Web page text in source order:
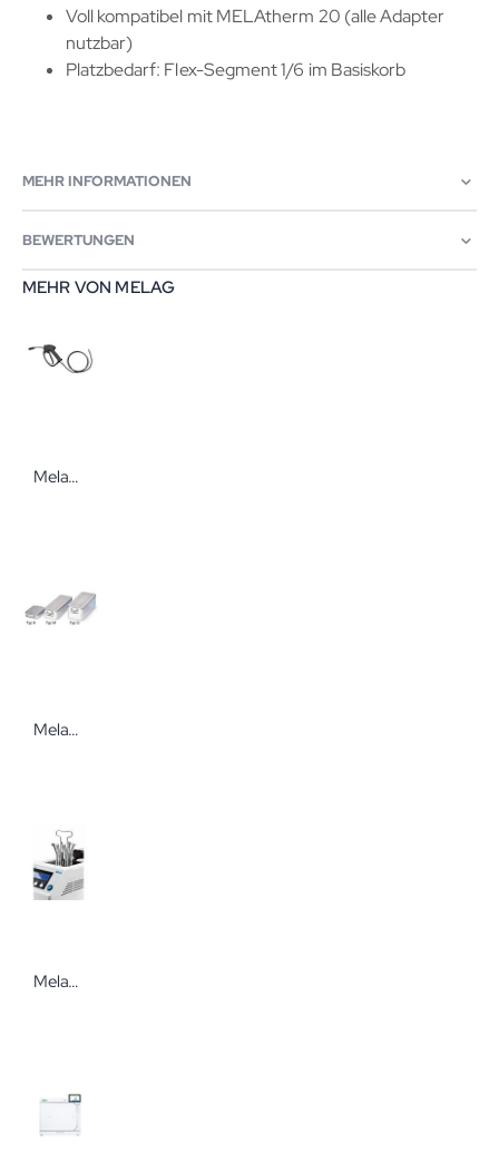
Voll kompatibel mitMELAtherm 20 (alle Adapter
nutzbar)
Platzbedarf: Flex-Segment 1/6 im Basiskorb
MEHR INFORMATIONEN
BEWERTUNGEN
MEHR VON MELAG
Melag MELAjet Sprühpistole
Melag Sterilisier-Behälter
Melag Zubehör für MELAquick 12+